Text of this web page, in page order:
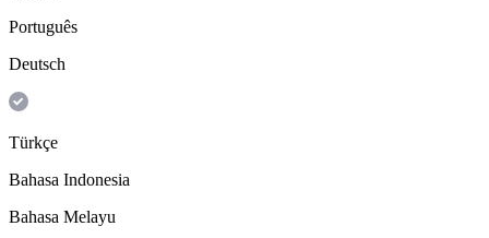
Português
Deutsch
Türkçe
Bahasa Indonesia
Bahasa Melayu